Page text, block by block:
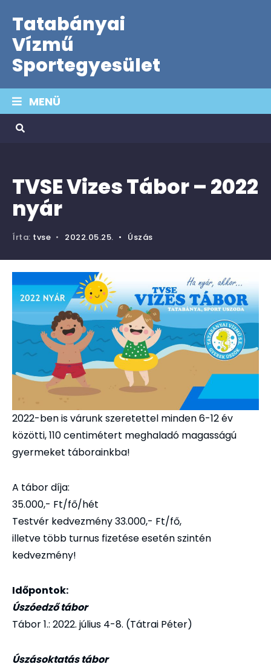
Tatabányai
Vízmű
Sportegyesület
MENÜ
TVSE Vizes Tábor – 2022
nyár
Írta: tvse • 2022.05.25. • Úszás
2022-ben is várunk szeretettel minden 6-12 év
közötti, 110 centimétert meghaladó magasságú
gyermeket táborainkba!
A tábor díja:
35.000,- Ft/fő/hét
Testvér kedvezmény 33.000,- Ft/fő,
illetve több turnus fizetése esetén szintén
kedvezmény!
Időpontok:
Úszóedző tábor
Tábor 1.: 2022. július 4-8. (Tátrai Péter)
Úszásoktatás tábor